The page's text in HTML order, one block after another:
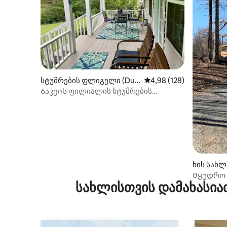
სტუმრების ფლიგელი (Dug
spur)
საშუალო შეფასებაა
4,98 (128)
Ბაკეის ფილიალის სტუმრების
ხის
Მყუდრო
სახლისთვის